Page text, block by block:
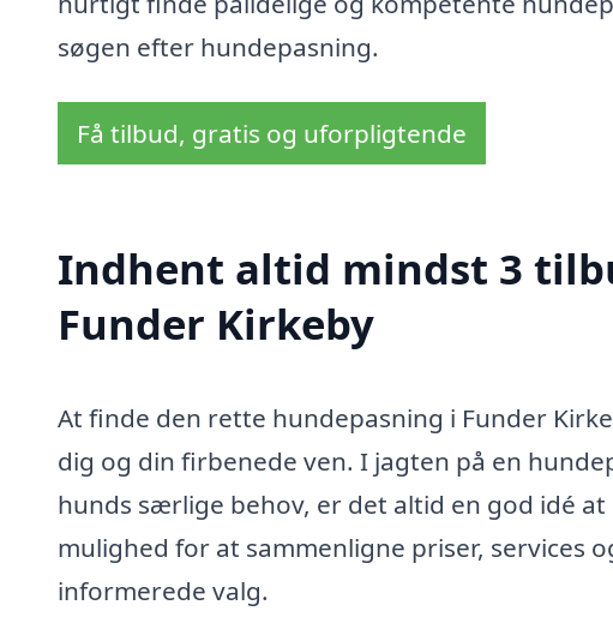
søgen efter hundepasning.
Få tilbud, gratis og uforpligtende
Indhent altid mindst 3
Funder Kirkeby
At finde den rette hundepasning i Funder
dig og din firbenede ven. I jagten på en
hunds særlige behov, er det altid en god idé
mulighed for at sammenligne priser, services
informerede valg.